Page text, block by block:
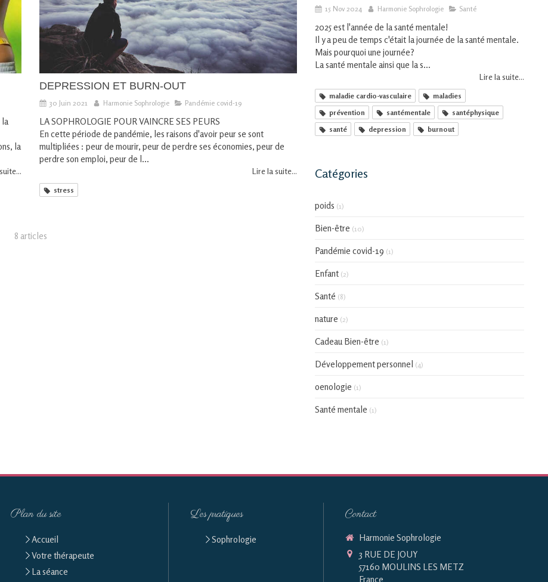
la
la
DEPRESSION ET BURN-OUT
30 Juin 2021 Harmonie Sophrologie Pandémie covid-19
LA SOPHROLOGIE POUR VAINCRE SES PEURS
En cette période de pandémie, les raisons d'avoir peur se sont
multipliées : peur de mourir, peur de perdre ses économies, peur de
perdre son emploi, peur de l...
Lire la suite...
stress
8 articles
15 Nov 2024 Harmonie Sophrologie Santé
2025 est l'année de la santé mentale!
Il y a peu de temps c'était la journée de la santé mentale.
Mais pourquoi une journée?
La santé mentale ainsi que la s...
Lire la suite...
maladie cardio-vasculaire
maladies
prévention
santémentale
santéphysique
santé
depression burnout
Catégories
poids (1)
Bien-être (10)
Pandémie covid-19 (1)
Enfant (2)
Santé (8)
nature (2)
Cadeau Bien-être (1)
Développement personnel (4)
oenologie (1)
Santé mentale (1)
Plan du site
Accueil
Votre thérapeute
La séance
Les pratiques
Sophrologie
Contact
Harmonie Sophrologie
3 RUE DE JOUY
57160 MOULINS LES METZ
France